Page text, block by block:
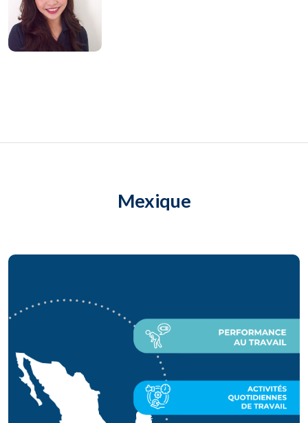
Mexique